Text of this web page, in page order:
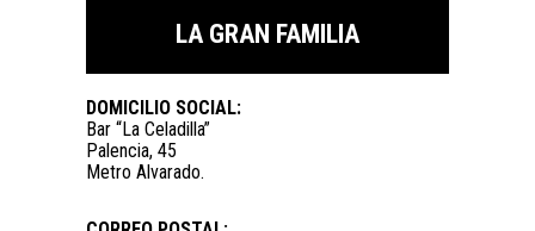
LA GRAN FAMILIA
DOMICILIO SOCIAL:
Bar “La Celadilla”
Palencia, 45
Metro Alvarado.